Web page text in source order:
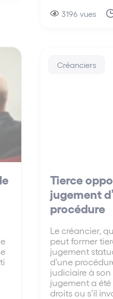
3196 vues
Créanciers
Tierce
jugement
procédure
Le créancier,
peut former
jugement
d’une
judiciaire à
jugement a
droits ou s’il